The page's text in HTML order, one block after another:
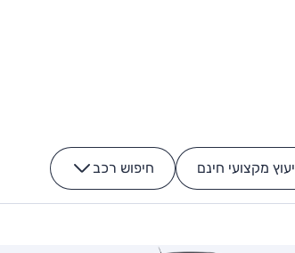
יעוץ מקצועי חינם חיפוש רכב